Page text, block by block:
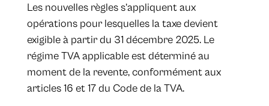
Les nouvelles règles s’appliquent aux
opérations pour lesquelles la taxe devient
exigible à partir du 31 décembre 2025. Le
régime TVA applicable est déterminé au
moment de la revente, conformément aux
articles 16 et 17 du Code de la TVA.